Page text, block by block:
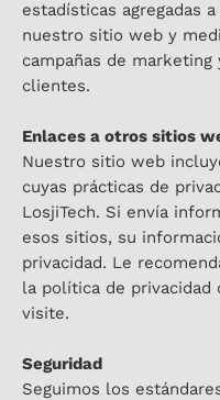
estadísticas agregadas
nuestro sitio web y
campañas de
clientes.
Enlaces a otros sitios
Nuestro sitio web
cuyas prácticas de
LosjiTech. Si envía
esos sitios, su
privacidad. Le
la política de
visite.
Seguridad
Seguimos los